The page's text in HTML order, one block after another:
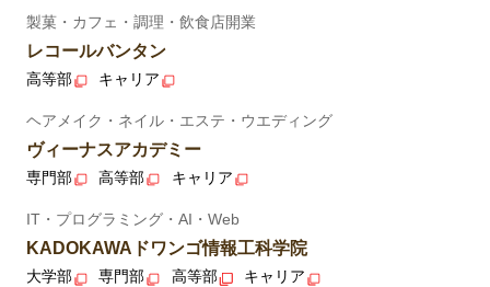
製菓・カフェ・調理・飲食店開業
レコールバンタン
高等部 キャリア
ヘアメイク・ネイル・エステ・ウエディング
ヴィーナスアカデミー
専門部 高等部 キャリア
IT・プログラミング・AI・Web
KADOKAWAドワンゴ情報工科学院
大学部 専門部 高等部 キャリア